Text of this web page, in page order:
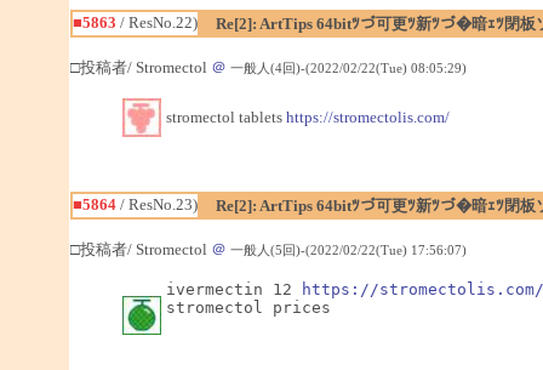
■5863 / ResNo.22) Re[2]: ArtTips 64bitﾂづ可更ﾂ新ﾂづ�暗ｪﾂ閉
□投稿者/ Stromectol ＠ 一般人(4回)-(2022/02/22(Tue) 08:05:29)
stromectol tablets https://stromectolis.com/
■5864/ ResNo.23) Re[2]: ArtTips 64bitﾂづ可更ﾂ新ﾂづ�暗ｪﾂ閉
□投稿者/ Stromectol ＠ 一般人(5回)-(2022/02/22(Tue) 17:56:07)
ivermectin 12
https://stromectolis.com/
stromectol prices